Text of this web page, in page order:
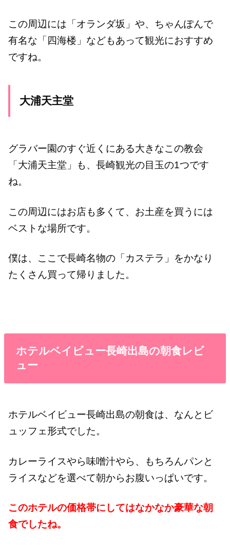
この周辺には「オランダ坂」や、ちゃんぽんで
有名な「四海楼」などもあって観光におすすめ
ですね。
大浦天主堂
グラバー園のすぐ近くにある大きなこの教会
「大浦天主堂」も、長崎観光の目玉の1つです
ね。
この周辺にはお店も多くて、お土産を買うには
ベストな場所です。
僕は、ここで長崎名物の「カステラ」をかなり
たくさん買って帰りました。
ホテルベイビュー長崎出島の朝食レビ
ュー
ホテルベイビュー長崎出島の朝食は、なんとビ
ュッフェ形式でした。
カレーライスやら味噌汁やら、もちろんパンと
ライスなどを選べて朝からお腹いっぱいです。
このホテルの価格帯にしてはなかなか豪華な朝
食でしたね。